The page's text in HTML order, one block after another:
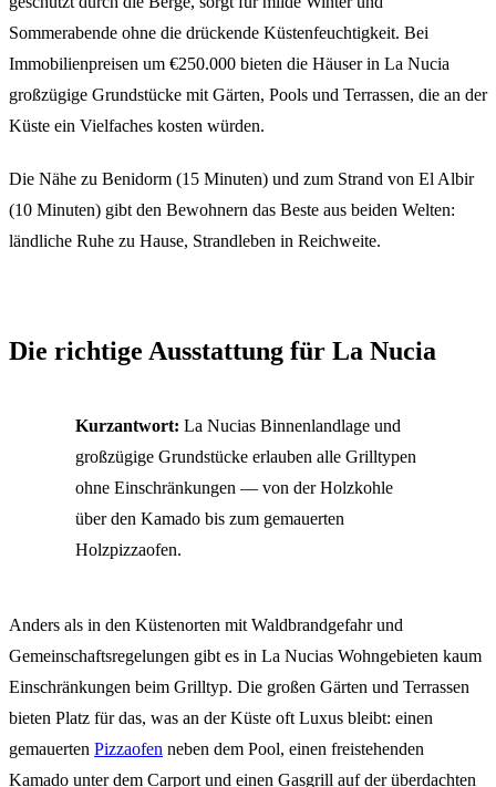
Sommerabende ohne die drückende Küstenfeuchtigkeit. Bei
Immobilienpreisen um €250.000 bieten die Häuser in La Nucia
großzügige Grundstücke mit Gärten, Pools und Terrassen, die an der
Küste ein Vielfaches kosten würden.
Die Nähe zu Benidorm (15 Minuten) und zum Strand von El Albir
(10 Minuten) gibt den Bewohnern das Beste aus beiden Welten:
ländliche Ruhe zu Hause, Strandleben in Reichweite.
Die richtige Ausstattung für La Nucia
Kurzantwort: La Nucias Binnenlandlage und
großzügige Grundstücke erlauben alle Grilltypen
ohne Einschränkungen — von der Holzkohle
über den Kamado bis zum gemauerten
Holzpizzaofen.
Anders als in den Küstenorten mit Waldbrandgefahr und
Gemeinschaftsregelungen gibt es in La Nucias Wohngebieten kaum
Einschränkungen beim Grilltyp. Die großen Gärten und Terrassen
bieten Platz für das, was an der Küste oft Luxus bleibt: einen
gemauerten Pizzaofen neben dem Pool, einen freistehenden
Kamado unter dem Carport und einen Gasgrill auf der überdachten